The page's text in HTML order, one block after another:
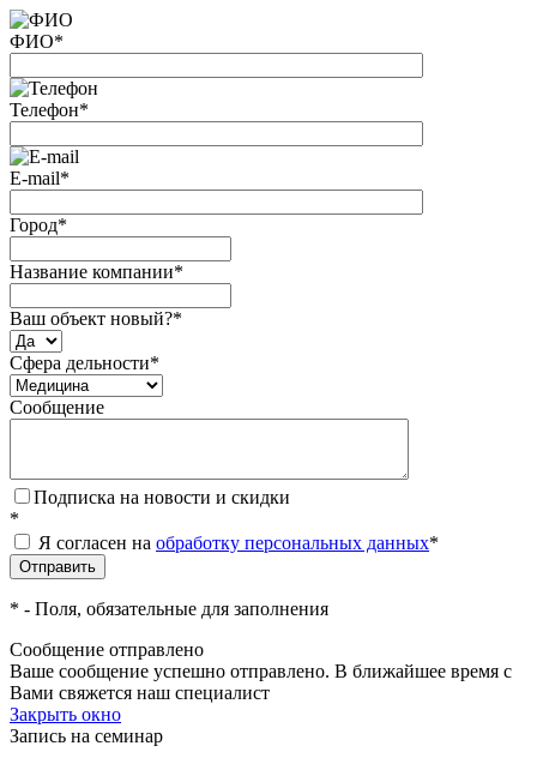
ФИО*
Телефон*
E-mail*
Город*
Название компании*
Ваш объект новый?*
Сфера дельности*
Сообщение
Подписка на новости и скидки
*
Я согласен на обработку персональных данных*
* - Поля, обязательные для заполнения
Сообщение отправлено
Ваше сообщение успешно отправлено. В ближайшее время с
Вами свяжется наш специалист
Закрыть окно
Запись на семинар